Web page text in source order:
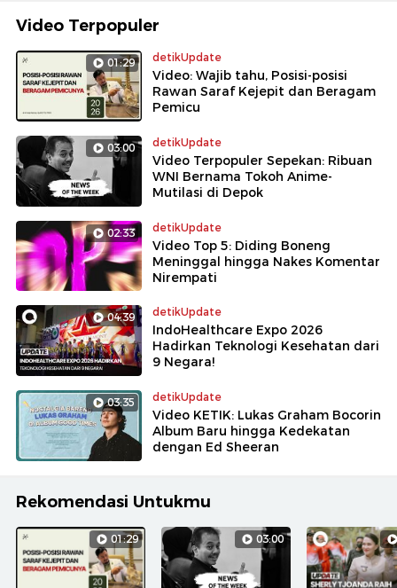
Video Terpopuler
01:29 detikUpdate
Video: Wajib tahu, Posisi-posisi
Rawan Saraf Kejepit dan Beragam
Pemicu
03:00 detikUpdate
Video Terpopuler Sepekan: Ribuan
WNI Bernama Tokoh Anime-
Mutilasi di Depok
02:33 detikUpdate
Video Top 5: Diding Boneng
Meninggal hingga Nakes Komentar
Nirempati
04:39 detikUpdate
IndoHealthcare Expo 2026
Hadirkan Teknologi Kesehatan dari
9 Negara!
03:35 detikUpdate
Video KETIK: Lukas Graham Bocorin
Album Baru hingga Kedekatan
dengan Ed Sheeran
Rekomendasi Untukmu
01:29 03:00